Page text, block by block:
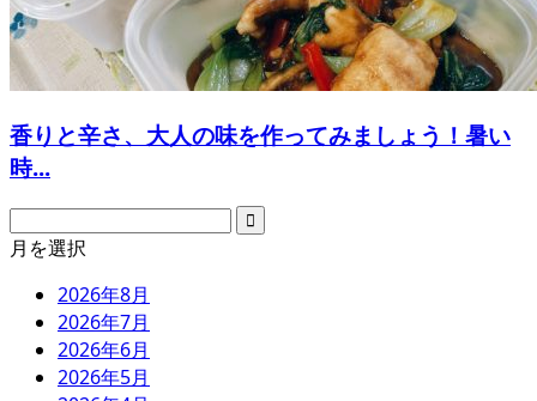
香りと辛さ、大人の味を作ってみましょう！暑い
時...
月を選択
2026年8月
2026年7月
2026年6月
2026年5月